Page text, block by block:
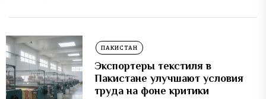
ПАКИСТАН
Экспортеры текстиля в
Пакистане улучшают условия
труда на фоне критики